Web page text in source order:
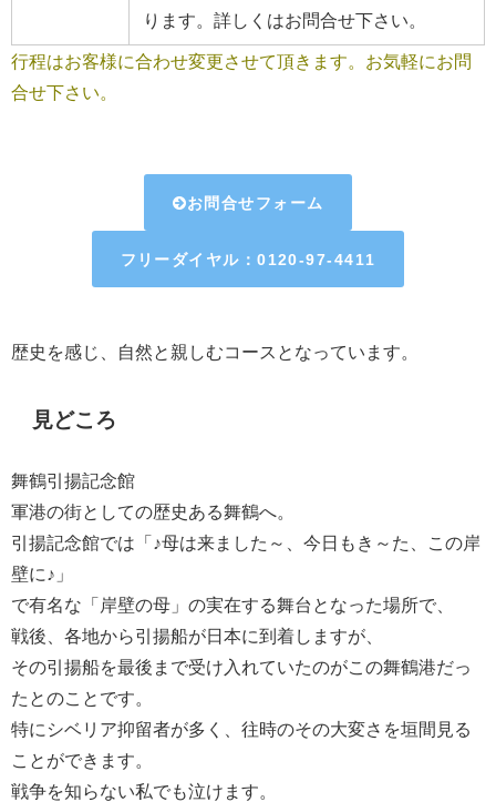
ります。詳しくはお問合せ下さい。
行程はお客様に合わせ変更させて頂きます。お気軽にお問
合せ下さい。
お問合せフォーム
フリーダイヤル：0120-97-4411
歴史を感じ、自然と親しむコースとなっています。
見どころ
舞鶴引揚記念館
軍港の街としての歴史ある舞鶴へ。
引揚記念館では「♪母は来ました～、今日もき～た、この岸
壁に♪」
で有名な「岸壁の母」の実在する舞台となった場所で、
戦後、各地から引揚船が日本に到着しますが、
その引揚船を最後まで受け入れていたのがこの舞鶴港だっ
たとのことです。
特にシベリア抑留者が多く、往時のその大変さを垣間見る
ことができます。
戦争を知らない私でも泣けます。